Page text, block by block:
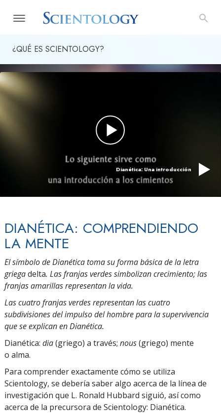
¿QUÉ ES SCIENTOLOGY?
Dianética: Una introducción
DIANÉTICA: COMPRENDIENDO
LA MENTE
El símbolo de Dianética toma su forma básica de la letra
griegadelta. Las franjas verdes simbolizan crecimiento; las
franjas amarillas representan la vida.
Las cuatro franjas verdes representan las cuatro
subdivisiones del impulso del hombre para la supervivencia
que se explican en Dianética.
Dianética: dia(griego) a través; nous(griego) mente
o alma.
Para comprender exactamente cómo se utiliza
Scientology, se debería saber algo acerca de la línea de
investigación que L. Ronald Hubbard siguió, así como
acerca de la precursora de Scientology: Dianética.